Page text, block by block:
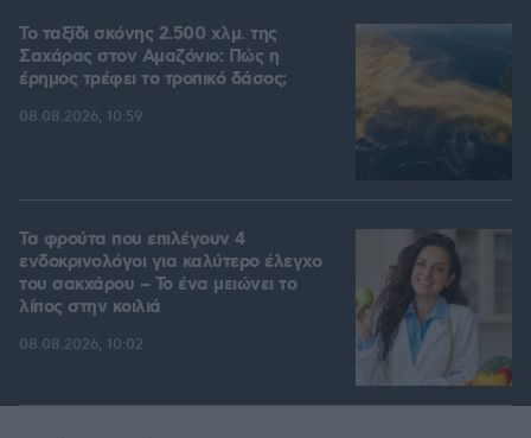
Το ταξίδι σκόνης 2.500 χλμ. της
Σαχάρας στον Αμαζόνιο: Πώς η
έρημος τρέφει το τροπικό δάσος;
08.08.2026, 10:59
Τα φρούτα που επιλέγουν 4
ενδοκρινολόγοι για καλύτερο έλεγχο
του σακχάρου – Το ένα μειώνει το
λίπος στην κοιλιά
08.08.2026, 10:02